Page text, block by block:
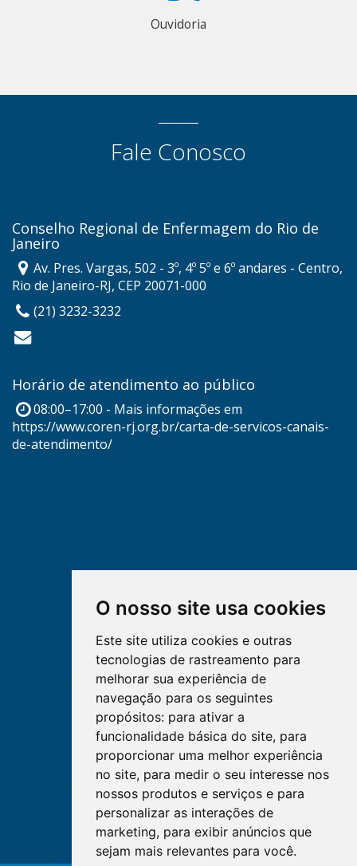
O nosso site usa cookies
Este site utiliza cookies e outras
tecnologias de rastreamento para
melhorar sua experiência de
navegação para os seguintes
propósitos: para ativar a
funcionalidade básica do site, para
proporcionar uma melhor experiência
no site, para medir o seu interesse nos
nossos produtos e serviços e para
personalizar as interações de
marketing, para exibir anúncios que
sejam mais relevantes para você.
Ouvidoria
Fale Conosco
Conselho Regional de Enfermagem do Rio de
Janeiro
Av. Pres. Vargas, 502 - 3º, 4º 5º e 6º andares - Centro,
Rio de Janeiro-RJ, CEP 20071-000
(21) 3232-3232
Horário de atendimento ao público
08:00–17:00 - Mais informações em
https://www.coren-rj.org.br/carta-de-servicos-canais-
de-atendimento/